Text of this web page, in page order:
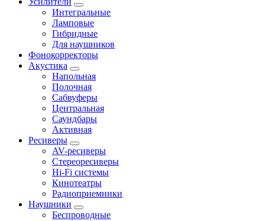
Интегральные
Ламповые
Гибридные
Для наушников
Фонокорректоры
Акустика
Напольная
Полочная
Сабвуферы
Центральная
Саундбары
Активная
Ресиверы
AV-ресиверы
Стереоресиверы
Hi-Fi системы
Кинотеатры
Радиоприемники
Наушники
Беспроводные